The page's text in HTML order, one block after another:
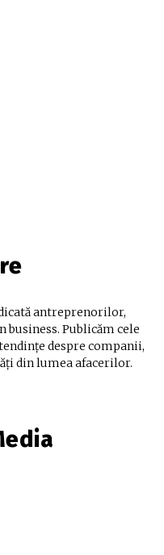
antreprenorilor,
Publicăm cele
despre companii,
din lumea afacerilor.